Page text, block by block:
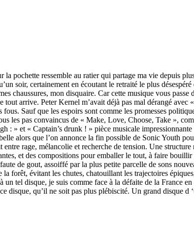
pochette ressemble au ratier qui partage ma vie depuis
soir, certainement en écoutant le retraité le plus
chaussures, mon disquaire. Car cette musique vous
tout arrive. Peter Kernel m’avait déjà pas mal dérangé
Sauf que les espoirs sont comme les promesses
les pas convaincus de « Make, Love, Choose, Take »,
: » et « Captain’s drunk ! » pièce musicale
alors que l’on annonce la fin possible de Sonic Youth
rage, mélancolie et recherche de tension. Une
et des compositions pour emballer le tout, à faire
de gout, assoiffé par la plus petite parcelle de sons
forêt, évitant les chutes, chatouillant les trajectoires
tel disque, je suis comme face à la défaite de la France
disque, qu’il ne soit pas plus plébiscité. Un grand disque